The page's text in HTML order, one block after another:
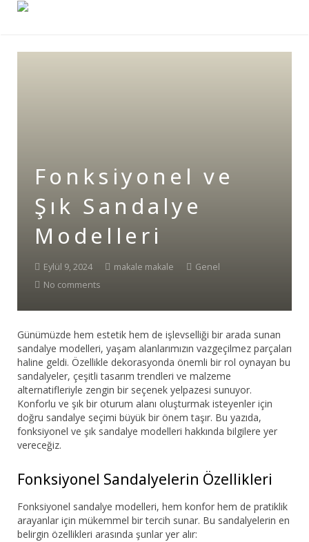
Fonksiyonel ve
Şık Sandalye
Modelleri
Eylül 9, 2024 makale makale
Genel
No comments
Günümüzde hem estetik hem de işlevselliği bir arada sunan
sandalye modelleri, yaşam alanlarımızın vazgeçilmez parçaları
haline geldi. Özellikle dekorasyonda önemli bir rol oynayan bu
sandalyeler, çeşitli tasarım trendleri ve malzeme
alternatifleriyle zengin bir seçenek yelpazesi sunuyor.
Konforlu ve şık bir oturum alanı oluşturmak isteyenler için
doğru sandalye seçimi büyük bir önem taşır. Bu yazıda,
fonksiyonel ve şık sandalye modelleri hakkında bilgilere yer
vereceğiz.
Fonksiyonel Sandalyelerin Özellikleri
Fonksiyonel sandalye modelleri, hem konfor hem de pratiklik
arayanlar için mükemmel bir tercih sunar. Bu sandalyelerin en
belirgin özellikleri arasında şunlar yer alır: